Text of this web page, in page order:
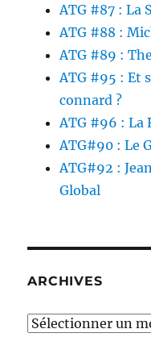
ATG #87 : La
ATG #88 :
ATG #89 :
ATG #95 : Et
connard ?
ATG #96 : La
ATG#90 : Le
ATG#92 :
Global
ARCHIVES
Archives